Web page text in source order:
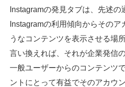
Instagramの発見タブは、先述
Instagramの利用傾向からその
うなコンテンツを表示させる場
言い換えれば、それが企業発信
一般ユーザーからのコンテンツ
ントにとって有益でそのアカウ